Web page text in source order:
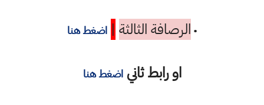
• الرصافة الثالثة | اضغط هنا
او رابط ثاني اضغط هنا